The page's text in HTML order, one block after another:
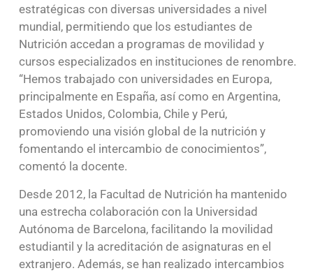
estratégicas con diversas universidades a nivel
mundial, permitiendo que los estudiantes de
Nutrición accedan a programas de movilidad y
cursos especializados en instituciones de renombre.
“Hemos trabajado con universidades en Europa,
principalmente en España, así como en Argentina,
Estados Unidos, Colombia, Chile y Perú,
promoviendo una visión global de la nutrición y
fomentando el intercambio de conocimientos”,
comentó la docente.
Desde 2012, la Facultad de Nutrición ha mantenido
una estrecha colaboración con la Universidad
Autónoma de Barcelona, facilitando la movilidad
estudiantil y la acreditación de asignaturas en el
extranjero. Además, se han realizado intercambios